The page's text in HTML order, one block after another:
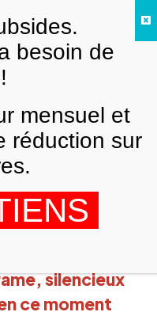
de la famine
sont
l’armée
les gens
silencieux
ce moment
besoin de
mensuel et
réduction sur